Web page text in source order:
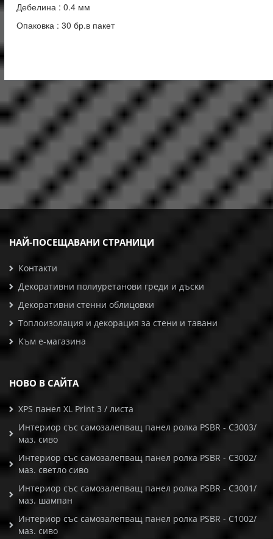
Дебелина : 0.4 мм
Опаковка : 30 бр.в пакет
НАЙ-ПОСЕЩАВАНИ СТРАНИЦИ
Контакти
Декоративни полиуретанови греди и дъски
Декоративни стенни облицовки
Топлоизолация и декорация за стени и тавани
Към е-магазина
НОВО В САЙТА
XPS панел XL Print 3 / листа
Интериор със самозалепващ панел ролка PSBR - C3003/
маз. сиво
Интериор със самозалепващ панел ролка PSBR - C3002/
маз. светло сиво
Интериор със самозалепващ панел ролка PSBR - C3001/
маз. шампан
Интериор със самозалепващ панел ролка PSBR - C1002/
маз. сиво